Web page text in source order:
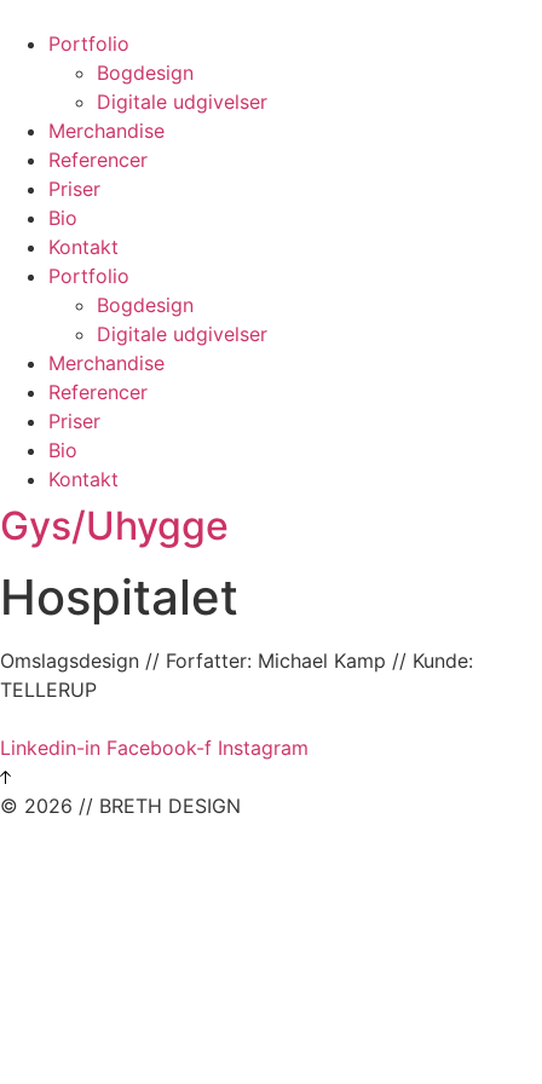
Portfolio
Bogdesign
Digitale udgivelser
Merchandise
Referencer
Priser
Bio
Kontakt
Portfolio
Bogdesign
Digitale udgivelser
Merchandise
Referencer
Priser
Bio
Kontakt
Gys/Uhygge
Hospitalet
Omslagsdesign // Forfatter: Michael Kamp // Kunde:
TELLERUP
Linkedin-in Facebook-f Instagram
© 2026 // BRETH DESIGN